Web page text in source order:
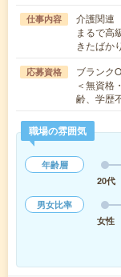
仕事内容
介護関連
まるで高
きたばか
応募資格
ブランク
＜無資格
齢、学歴
職場の雰囲気
年齢層
20代
男女比率
女性